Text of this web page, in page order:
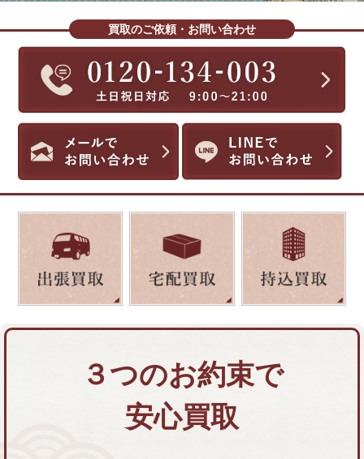
買取のご依頼・お問い合わせ
３つのお約束で
安心買取